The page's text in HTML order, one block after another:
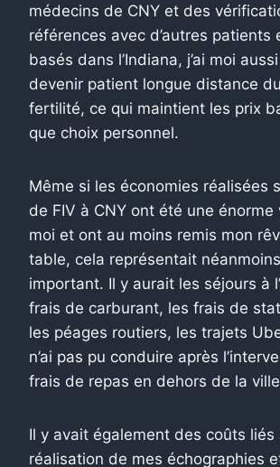
médecins de CNY et des
références avec d’autres patients
basés dans l’Indiana, j’ai moi
devenir patient longue distance
fertilité, ce qui maintient les prix
que choix personnel.
Même si les économies réalisées
de FIV à CNY ont été une énorme
moi et ont au moins remis mon
table, cela représentait
important. Il y aurait les séjours à
frais de carburant, les frais de
les péages routiers, les trajets
n’ai pas pu conduire après
frais de repas en dehors de la
Il y avait également des coûts liés
réalisation de mes échographies